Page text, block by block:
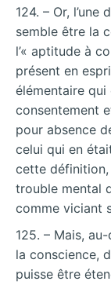
124. – Or,
semble être la
l’« aptitude à
présent en
élémentaire
consentement
pour absence
celui qui en
cette définition,
trouble mental
comme viciant
125. – Mais,
la conscience,
puisse être